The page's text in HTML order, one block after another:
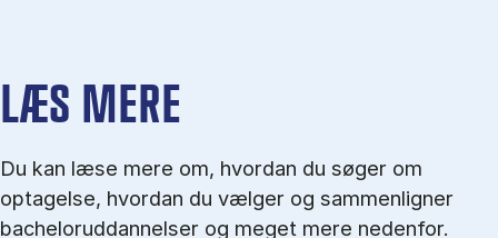
LÆS MERE
Du kan læse mere om, hvordan du søger om
optagelse, hvordan du vælger og sammenligner
bacheloruddannelser og meget mere nedenfor.